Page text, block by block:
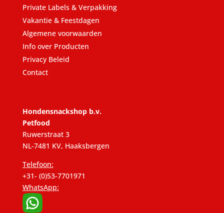
Private Labels & Verpakking
Vakantie & Feestdagen
Algemene voorwaarden
Info over Producten
Privacy Beleid
Contact
Hondensnackshop b.v.
Petfood
Ruwerstraat 3
NL-7481 KV, Haaksbergen
Telefoon:
+31- (0)53-7701971
WhatsApp: